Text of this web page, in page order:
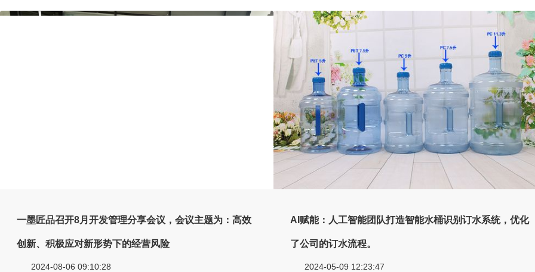
一墨匠品召开8月开发管理分享会议，会议主题为：高效
创新、积极应对新形势下的经营风险
2024-08-06 09:10:28
AI赋能：人工智能团队打造智能水桶识别订水系统，优化
了公司的订水流程。
2024-05-09 12:23:47